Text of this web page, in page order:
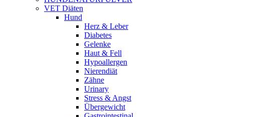
VET Diäten
Hund
Herz & Leber
Diabetes
Gelenke
Haut & Fell
Hypoallergen
Nierendiät
Zähne
Urinary
Stress & Angst
Übergewicht